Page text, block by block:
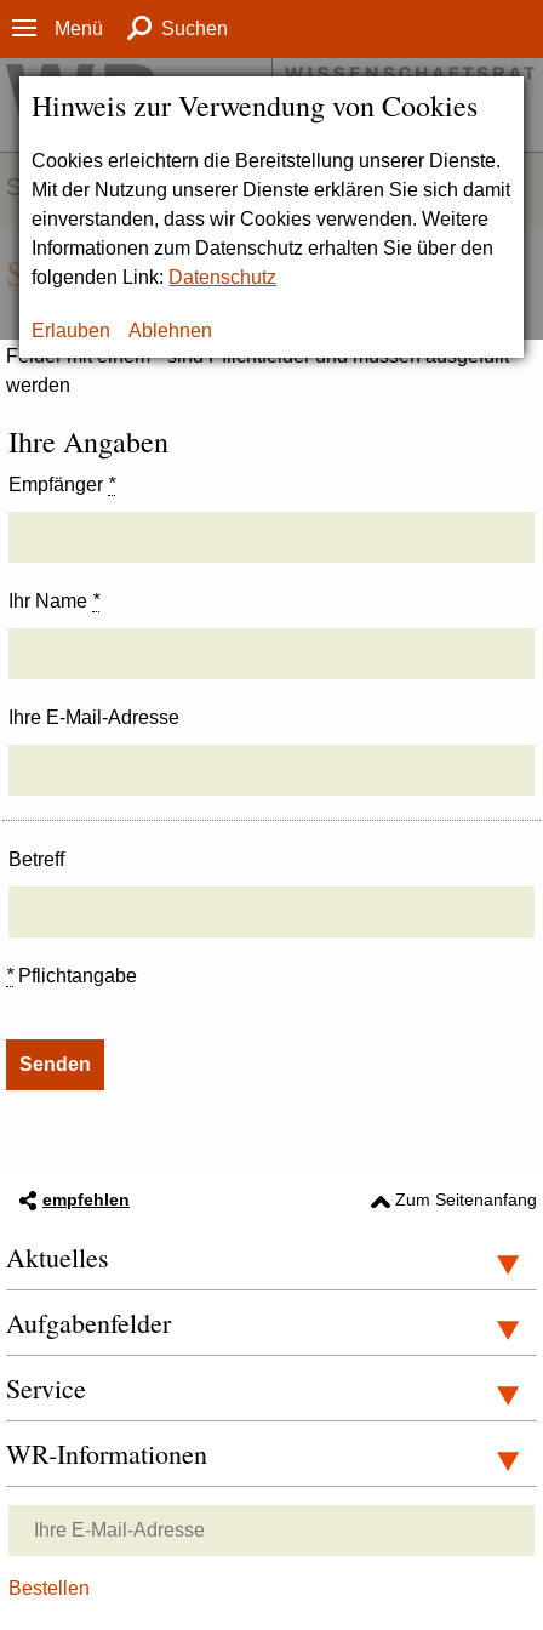
Hinweis zur Verwendung von Cookies
Cookies erleichtern die Bereitstellung unserer Dienste.
Mit der Nutzung unserer Dienste erklären Sie sich damit
einverstanden, dass wir Cookies verwenden. Weitere
Informationen zum Datenschutz erhalten Sie über den
folgenden Link: Datenschutz
Erlauben Ablehnen
Menü Suchen
SERVICE
Seite empfehlen
Felder mit einem * sind Pflichtfelder und müssen ausgefüllt
werden
Ihre Angaben
Empfänger *
Ihr Name *
Ihre E-Mail-Adresse
Betreff
*Pflichtangabe
empfehlen Zum Seitenanfang
Aktuelles
Aufgabenfelder
Service
WR-Informationen